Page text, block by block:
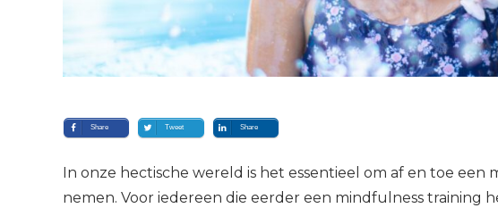
Share Tweet Share
In onze hectische wereld is het essentieel om af en toe
nemen. Voor iedereen die eerder een mindfulness training